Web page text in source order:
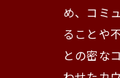
め、コミ
ることや
との密な